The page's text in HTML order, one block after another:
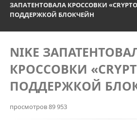
ЗАПАТЕНТОВАЛА КРОССОВКИ
ПОДДЕРЖКОЙ БЛОКЧЕЙН
NIKE
КРОССОВКИ
ПОДДЕРЖКОЙ
просмотров 89 953